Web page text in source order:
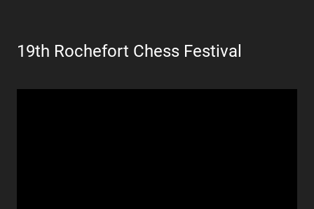
19th Rochefort Chess Festival